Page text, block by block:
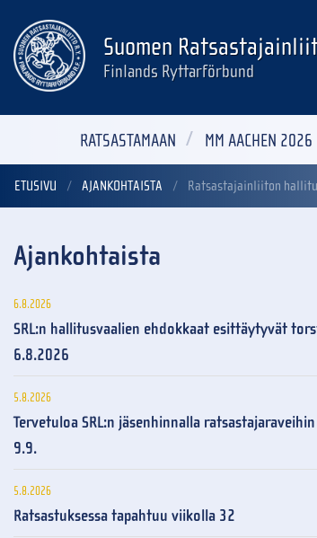
Suomen
Finlands Ryttarförbund
RATSASTAMAAN MM AACHEN 2026
ETUSIVU AJANKOHTAISTA Ratsastajainliiton
Ajankohtaista
6.8.2026
SRL:n hallitusvaalien ehdokkaat esittäytyvät
6.8.2026
5.8.2026
Tervetuloa SRL:n jäsenhinnalla
9.9.
5.8.2026
Ratsastuksessa tapahtuu viikolla 32